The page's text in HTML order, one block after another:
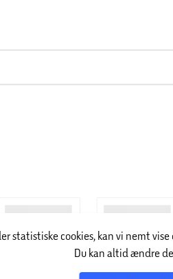
statistiske cookies, kan vi nemt
Du kan altid ændre